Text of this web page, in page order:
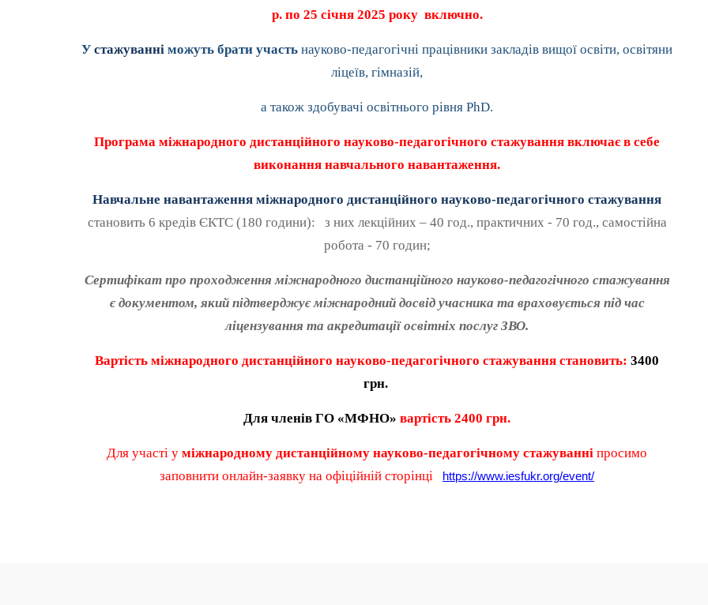
р. по 25 січня 2025 року включно.
У стажуванні можуть брати участь науково-педагогічні працівники закладів вищої освіти, освітяни
ліцеїв, гімназій,
а також здобувачі освітнього рівня PhD.
Програма міжнародного дистанційного науково-педагогічного стажування включає в себе
виконання навчального навантаження.
Навчальне навантаження міжнародного дистанційного науково-педагогічного стажування
становить 6 кредів ЄКТС (180 години): з них лекційних – 40 год., практичних - 70 год., самостійна
робота - 70 годин;
Сертифікат про проходження міжнародного дистанційного науково-педагогічного стажування
є документом, який підтверджує міжнародний досвід учасника та враховується під час
ліцензування та акредитації освітніх послуг ЗВО.
Вартість міжнародного дистанційного науково-педагогічного стажування становить: 3400
грн.
Для членів ГО «МФНО» вартість 2400 грн.
Для участі у міжнародному дистанційному науково-педагогічному стажуванні просимо
заповнити онлайн-заявку на офіційній сторінці https://www.iesfukr.org/event/